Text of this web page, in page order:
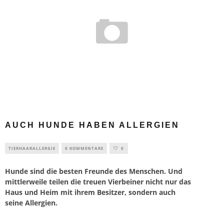
AUCH HUNDE HABEN ALLERGIEN
TIERHAARALLERGIE 0 KOMMENTARE 0
Hunde sind die besten Freunde des Menschen. Und
mittlerweile teilen die treuen Vierbeiner nicht nur das
Haus und Heim mit ihrem Besitzer, sondern auch
seine Allergien.